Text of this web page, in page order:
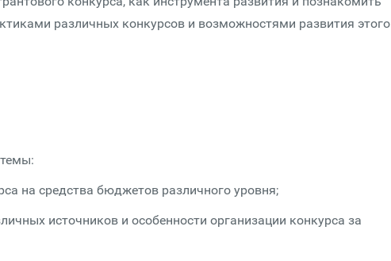
различных конкурсов и возможностями развития этого
на средства бюджетов различного уровня;
источников и особенности организации конкурса за